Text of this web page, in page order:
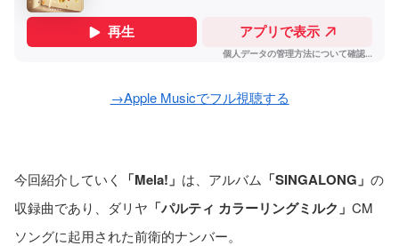
→Apple Musicでフル視聴する
今回紹介していく 「Mela!」 は、アルバム 「SINGALONG」 の
収録曲であり、ダリヤ 「パルティ カラーリングミルク」 CM
ソングに起用された前衛的ナンバー。